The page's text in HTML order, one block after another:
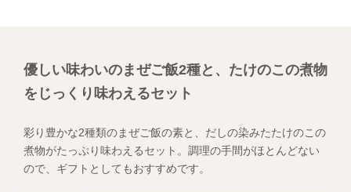
優しい味わいのまぜご飯2種と、たけのこの煮物
をじっくり味わえるセット
彩り豊かな2種類のまぜご飯の素と、だしの染みたたけのこの
煮物がたっぷり味わえるセット。調理の手間がほとんどない
ので、ギフトとしてもおすすめです。